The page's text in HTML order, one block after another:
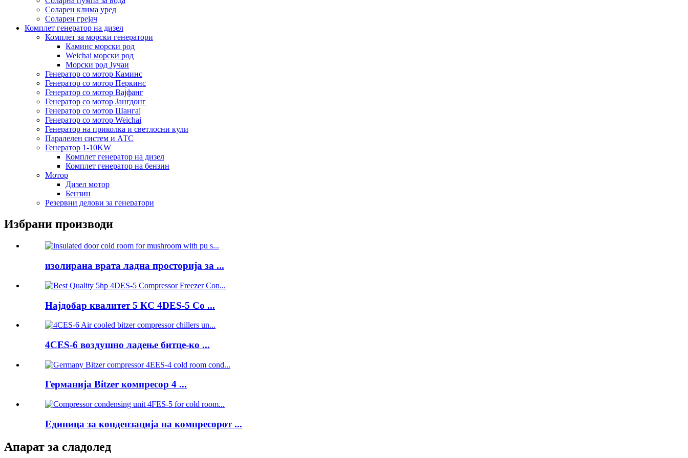
Соларен клима уред
Соларен грејач
Комплет генератор на дизел
Комплет за морски генератори
Каминс морски род
Weichai морски род
Морски род Јучаи
Генератор со мотор Каминс
Генератор со мотор Перкинс
Генератор со мотор Вајфанг
Генератор со мотор Јангдонг
Генератор со мотор Шангај
Генератор со мотор Weichai
Генератор на приколка и светлосни кули
Паралелен систем и АТС
Генератор 1-10KW
Комплет генератор на дизел
Комплет генератор на бензин
Мотор
Дизел мотор
Бензин
Резервни делови за генератори
Избрани производи
изолирана врата ладна просторија за ...
Најдобар квалитет 5 КС 4DES-5 Co ...
4CES-6 воздушно ладење битце-ко ...
Германија Bitzer компресор 4 ...
Единица за кондензација на компресорот ...
Апарат за сладолед